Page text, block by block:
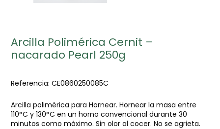
Arcilla Polimérica Cernit –
nacarado Pearl 250g
Referencia: CE0860250085C
Arcilla polimérica para Hornear. Hornear la masa entre
110°C y 130°C en un horno convencional durante 30
minutos como máximo. Sin olor al cocer. No se agrieta.